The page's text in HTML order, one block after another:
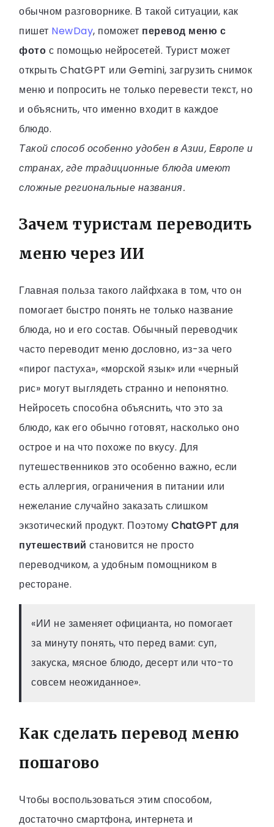
обычном разговорнике. В такой ситуации, как
пишет NewDay, поможет перевод меню с
фото с помощью нейросетей. Турист может
открыть ChatGPT или Gemini, загрузить снимок
меню и попросить не только перевести текст, но
и объяснить, что именно входит в каждое
блюдо.
Такой способ особенно удобен в Азии, Европе и
странах, где традиционные блюда имеют
сложные региональные названия.
Зачем туристам переводить
меню через ИИ
Главная польза такого лайфхака в том, что он
помогает быстро понять не только название
блюда, но и его состав. Обычный переводчик
часто переводит меню дословно, из-за чего
«пирог пастуха», «морской язык» или «черный
рис» могут выглядеть странно и непонятно.
Нейросеть способна объяснить, что это за
блюдо, как его обычно готовят, насколько оно
острое и на что похоже по вкусу. Для
путешественников это особенно важно, если
есть аллергия, ограничения в питании или
нежелание случайно заказать слишком
экзотический продукт. Поэтому ChatGPT для
путешествий становится не просто
переводчиком, а удобным помощником в
ресторане.
«ИИ не заменяет официанта, но помогает
за минуту понять, что перед вами: суп,
закуска, мясное блюдо, десерт или что-то
совсем неожиданное».
Как сделать перевод меню
пошагово
Чтобы воспользоваться этим способом,
достаточно смартфона, интернета и